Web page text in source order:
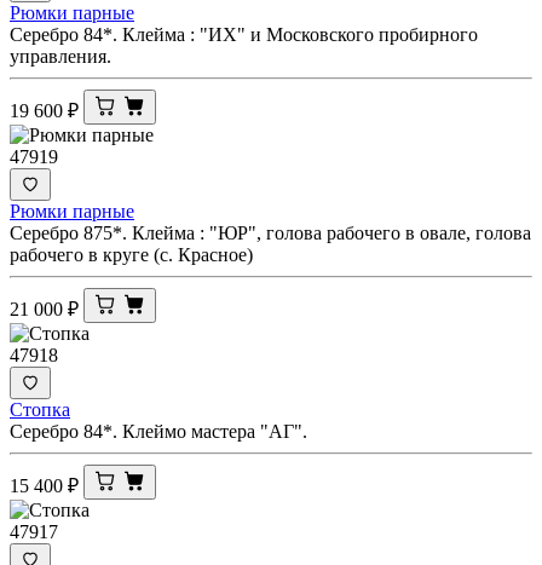
Рюмки парные
Серебро 84*. Клейма : "ИХ" и Московского пробирного
управления.
19 600 ₽
47919
Рюмки парные
Серебро 875*. Клейма : "ЮР", голова рабочего в овале, голова
рабочего в круге (с. Красное)
21 000 ₽
47918
Стопка
Серебро 84*. Клеймо мастера "АГ".
15 400 ₽
47917